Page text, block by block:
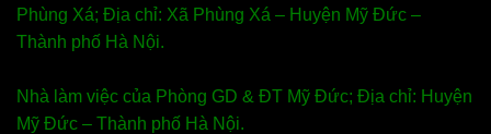
Phùng Xá; Địa chỉ: Xã Phùng Xá – Huyện Mỹ Đức –
Thành phố Hà Nội.
Nhà làm việc của Phòng GD & ĐT Mỹ Đức; Địa chỉ: Huyện
Mỹ Đức – Thành phố Hà Nội.